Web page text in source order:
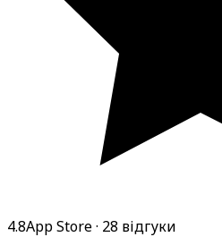
4.8App Store· 28 відгуки